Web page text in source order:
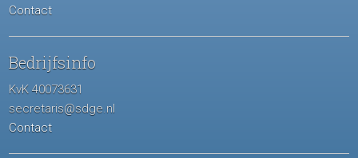
Contact
Bedrijfsinfo
KvK 40073631
secretaris@sdge.nl
Contact